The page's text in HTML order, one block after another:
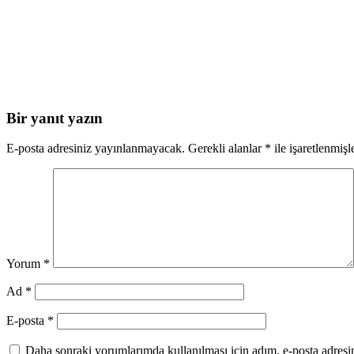
Bir yanıt yazın
E-posta adresiniz yayınlanmayacak. Gerekli alanlar * ile
Yorum *
Ad *
E-posta *
Daha sonraki yorumlarımda kullanılması için adım, e-posta